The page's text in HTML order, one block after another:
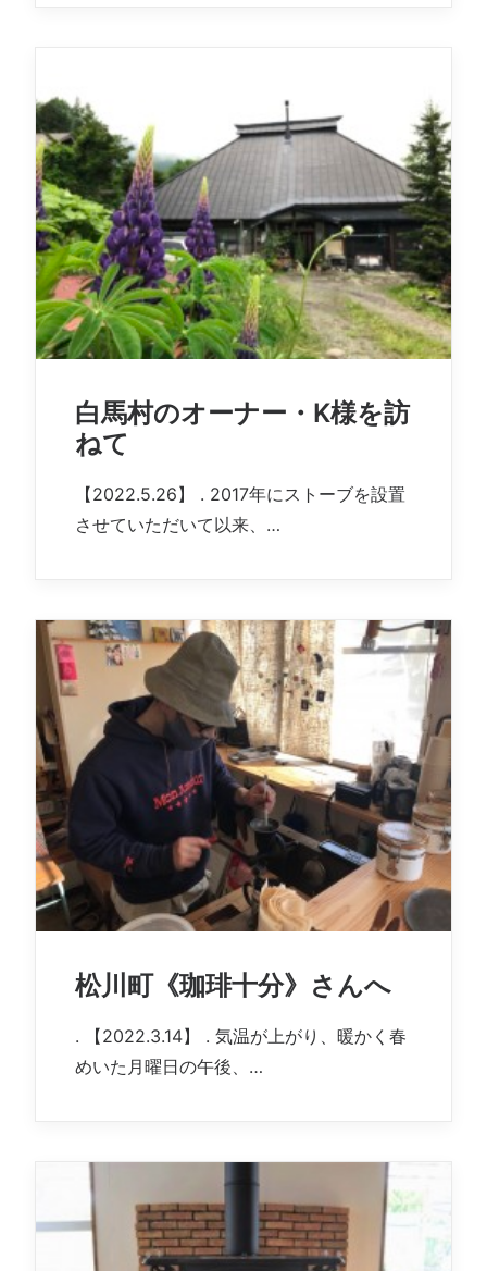
白馬村のオーナー・K様を訪
ねて
【2022.5.26】 . 2017年にストーブを設置
させていただいて以来、…
松川町《珈琲十分》さんへ
. 【2022.3.14】 . 気温が上がり、暖かく春
めいた月曜日の午後、…